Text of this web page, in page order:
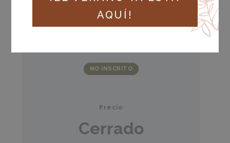
NO INSCRITO
Precio
Cerrado
AQUÍ!